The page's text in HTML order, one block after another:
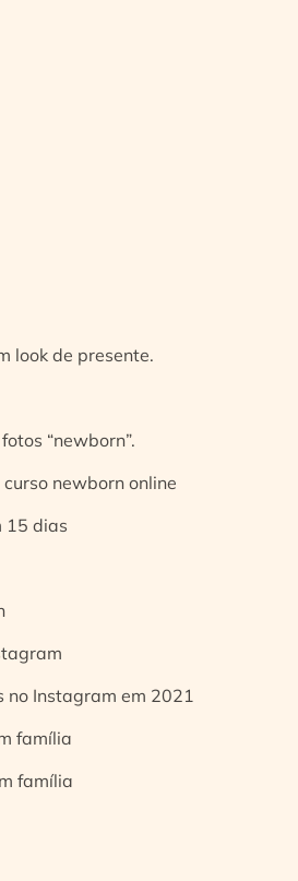
look de presente.
“newborn”.
newborn online
15 dias
no Instagram em 2021
família
família